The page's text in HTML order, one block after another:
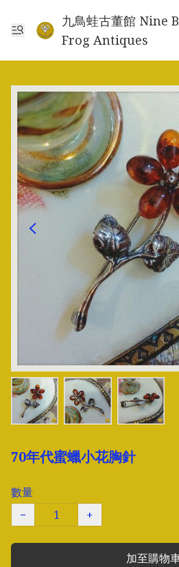
九鳥蛙古董館 Nine
Frog Antiques
70年代蜜蠟小花胸針
數量
−
+
加至購物